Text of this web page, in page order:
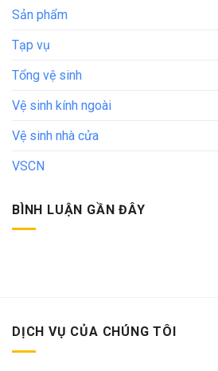
Sản phẩm
Tạp vụ
Tổng vệ sinh
Vệ sinh kính ngoài
Vệ sinh nhà cửa
VSCN
BÌNH LUẬN GẦN ĐÂY
DỊCH VỤ CỦA CHÚNG TÔI